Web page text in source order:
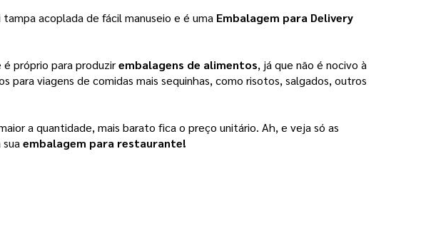
acoplada de fácil manuseio e é uma Embalagem para Delivery
próprio para produzir embalagens de alimentos, já que não é nocivo à
viagens de comidas mais sequinhas, como risotos, salgados, outros
a quantidade, mais barato fica o preço unitário. Ah, e veja só as
embalagem para restaurante!